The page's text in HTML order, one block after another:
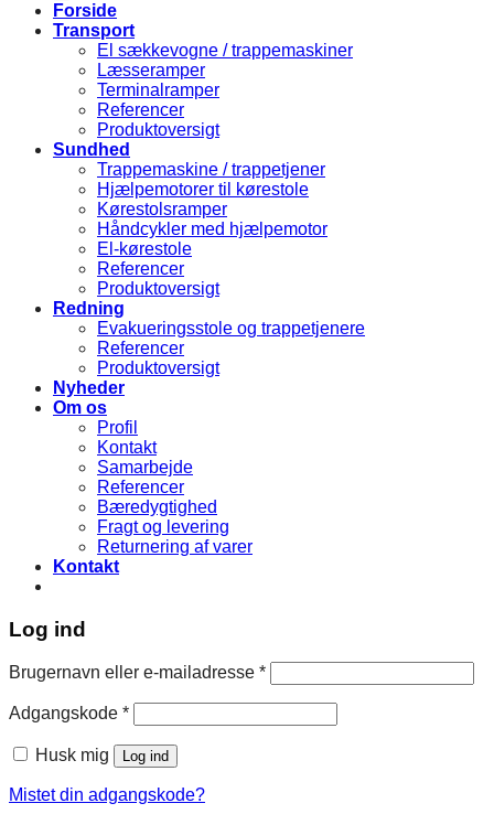
Forside
Transport
El sækkevogne / trappemaskiner
Læsseramper
Terminalramper
Referencer
Produktoversigt
Sundhed
Trappemaskine / trappetjener
Hjælpemotorer til kørestole
Kørestolsramper
Håndcykler med hjælpemotor
El-kørestole
Referencer
Produktoversigt
Redning
Evakueringsstole og trappetjenere
Referencer
Produktoversigt
Nyheder
Om os
Profil
Kontakt
Samarbejde
Referencer
Bæredygtighed
Fragt og levering
Returnering af varer
Kontakt
Log ind
Brugernavn eller e-mailadresse *
Adgangskode *
Husk mig Log ind
Mistet din adgangskode?